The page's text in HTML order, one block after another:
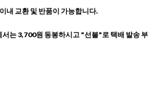
내 교환 및 반품이 가능합니다.
는 3,700원 동봉하시고 "선불"로 택배 발송 부